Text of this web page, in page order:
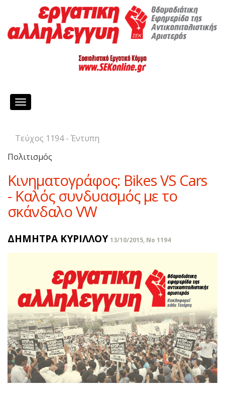
Toggle
Τεύχος 1194 - Έντυπη
Πολιτισμός
Κινηματογράφος: Bikes VS Cars
- Καλός συνδυασμός με το
σκάνδαλο VW
ΔΗΜΗΤΡΑ ΚΥΡΙΛΛΟΥ 13/10/2015, No 1194